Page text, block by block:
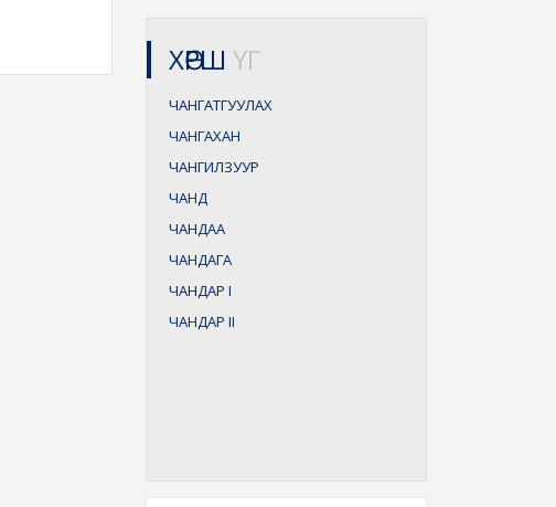
ХӨРШ ҮГ
ЧАНГАТГУУЛАХ
ЧАНГАХАН
ЧАНГИЛЗУУР
ЧАНД
ЧАНДАА
ЧАНДАГА
ЧАНДАР I
ЧАНДАР II